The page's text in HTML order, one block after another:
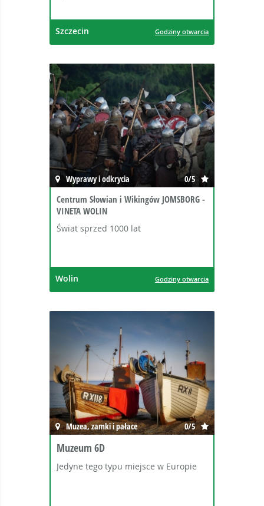
Szczecin Godziny otwarcia
Wyprawy i odkrycia 0/5
Centrum Słowian i Wikingów JOMSBORG -
VINETA WOLIN
Świat sprzed 1000 lat
Wolin Godziny otwarcia
Muzea, zamki i pałace 0/5
Muzeum 6D
Jedyne tego typu miejsce w Europie